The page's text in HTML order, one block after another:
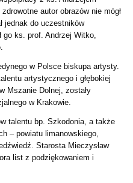
autor obrazów nie mógł
jednak do uczestników
ks. prof. Andrzej Witko,
w Polsce biskupa artysty.
artystycznego i głębokiej
Mszanie Dolnej, zostały
w Krakowie.
talentu bp. Szkodonia, a także
– powiatu limanowskiego,
Starosta Mieczysław
list z podziękowaniem i